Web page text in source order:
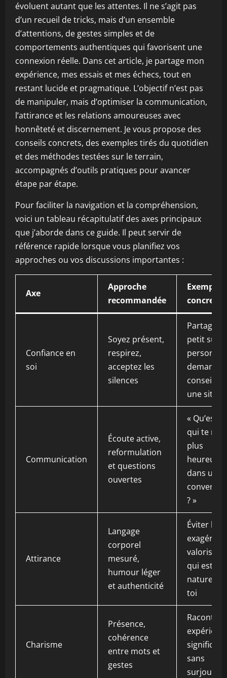
évoluent autant que les attentes. Il ne s’agit pas
d’un recueil de tricks, mais d’un ensemble
d’attentions, de gestes simples et de
comportements authentiques qui favorisent une
connexion réelle. Dans cet article, je partage mon
expérience, mes essais et mes échecs, tout en
restant lucide et pragmatique. L’objectif n’est pas
de manipuler, mais d’optimiser la communication,
l’attirance et les relations amoureuses avec
honnêteté et discernement. Je vous propose des
conseils concrets, des exemples tirés du quotidien
et des méthodes testées sur le terrain,
accompagnés d’outils pratiques pour avancer
étape par étape.
Pour faciliter la navigation et la compréhension,
voici un tableau récapitulatif des axes principaux
que j’aborde dans ce guide. Il peut servir de
référence rapide lorsque vous planifiez vos
approches ou vos discussions importantes :
Axe
Approche
recommandée
Exemples
concrets
Confiance en
soi
Soyez présent,
respirez,
acceptez les
silences
Partage
petit
demande
conseil
une
Communication
Écoute active,
reformulation
et questions
ouvertes
« Qu’est-
qui te
plus
heureuse
dans une
? »
Attirance
Langage
corporel
mesuré,
humour léger
et authenticité
Éviter les
valoriser
qui est
naturel
toi
Charisme
Présence,
cohérence
entre mots et
gestes
Raconter
sans
surjouer